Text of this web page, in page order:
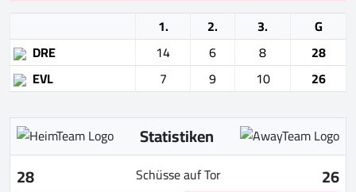
1. 2. 3.
G
DRE
14 6 8
28
EVL
7 9 10 26
Statistiken
28
Schüsse auf Tor
26